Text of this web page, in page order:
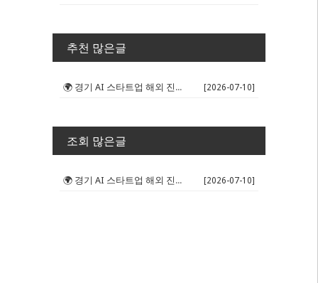
추천 많은글
🌍 경기 AI 스타트업 해외 진출 판... [2026-07-10]
조회 많은글
🌍 경기 AI 스타트업 해외 진출 판... [2026-07-10]